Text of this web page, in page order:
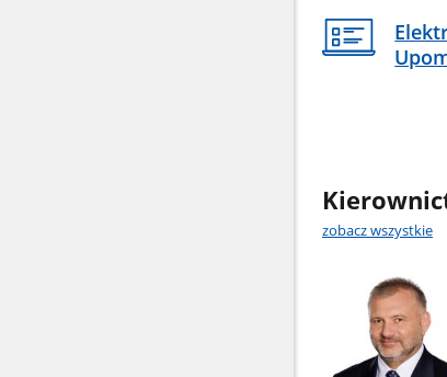
zobacz wszystkie